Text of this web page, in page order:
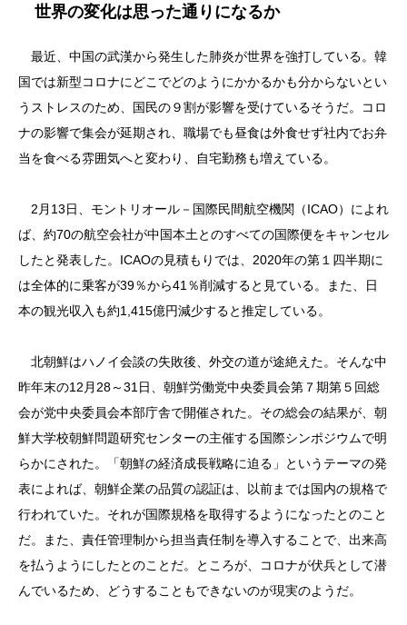
世界の変化は思った通りになるか
最近、中国の武漢から発生した肺炎が世界を強打している。韓
国では新型コロナにどこでどのようにかかるかも分からないとい
うストレスのため、国民の９割が影響を受けているそうだ。コロ
ナの影響で集会が延期され、職場でも昼食は外食せず社内でお弁
当を食べる雰囲気へと変わり、自宅勤務も増えている。
2月13日、モントリオール－国際民間航空機関（ICAO）によれ
ば、約70の航空会社が中国本土とのすべての国際便をキャンセル
したと発表した。ICAOの見積もりでは、2020年の第１四半期に
は全体的に乗客が39％から41％削減すると見ている。また、日
本の観光収入も約1,415億円減少すると推定している。
北朝鮮はハノイ会談の失敗後、外交の道が途絶えた。そんな中
昨年末の12月28～31日、朝鮮労働党中央委員会第７期第５回総
会が党中央委員会本部庁舎で開催された。その総会の結果が、朝
鮮大学校朝鮮問題研究センターの主催する国際シンポジウムで明
らかにされた。「朝鮮の経済成長戦略に迫る」というテーマの発
表によれば、朝鮮企業の品質の認証は、以前までは国内の規格で
行われていた。それが国際規格を取得するようになったとのこと
だ。また、責任管理制から担当責任制を導入することで、出来高
を払うようにしたとのことだ。ところが、コロナが伏兵として潜
んでいるため、どうすることもできないのが現実のようだ。